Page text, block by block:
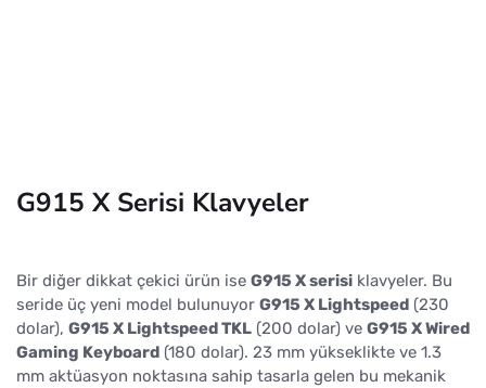
G915 X Serisi Klavyeler
Bir diğer dikkat çekici ürün ise G915 X serisi klavyeler. Bu
seride üç yeni model bulunuyor G915 X Lightspeed (230
dolar), G915 X Lightspeed TKL (200 dolar) ve G915 X Wired
Gaming Keyboard (180 dolar). 23 mm yükseklikte ve 1.3
mm aktüasyon noktasına sahip tasarla gelen bu mekanik